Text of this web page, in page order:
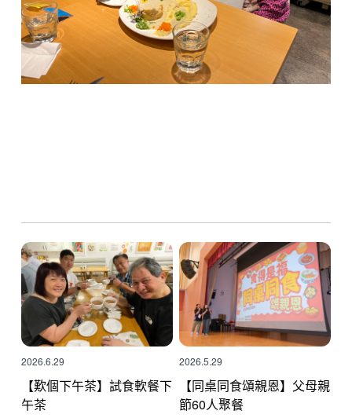
2026.6.29
【歎個下午茶】試食軟餐下
午茶
2026.5.29
【同桌同食頌親恩】父母親
節60人聚餐